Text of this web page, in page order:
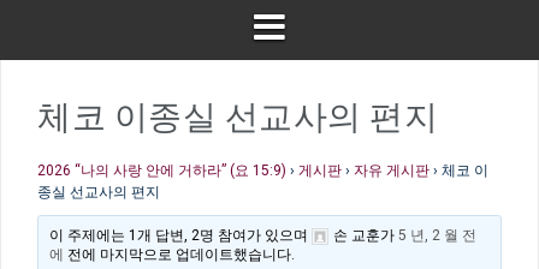
체코 이종실 선교사의 편지
2026 “나의 사랑 안에 거하라” (요 15:9) › 게시판 › 자유 게시판 › 체코 이
종실 선교사의 편지
이 주제에는 1개 답변, 2명 참여가 있으며 손 교훈가5 년, 2 월 전
에 전에 마지막으로 업데이트했습니다.